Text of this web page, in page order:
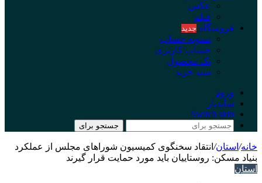
عکس
فیلم
فروشگاه جدید
تسویه حساب
حساب کاربری
تک محصول
سبد خرید
ورود
سایدبار
Switch skin
جستجو برای
خانه/ استان/ انتقاد سخنگوی کمیسیون شوراهای مجلس از عملکرد
بنیاد مسکن: روستاییان باید مورد حمایت قرار گیرند
استان